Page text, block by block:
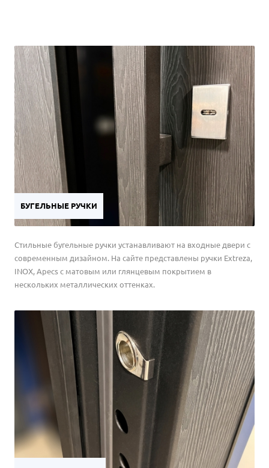
БУГЕЛЬНЫЕ РУЧКИ
Стильные бугельные ручки устанавливают на входные двери с
современным дизайном. На сайте представлены ручки Extreza,
INOX, Apecs с матовым или глянцевым покрытием в
нескольких металлических оттенках.